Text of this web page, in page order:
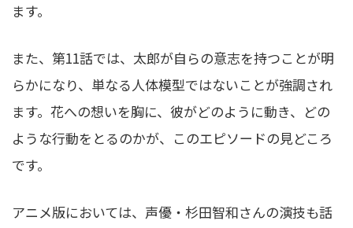
ます。
また、第11話では、太郎が自らの意志を持つことが明
らかになり、単なる人体模型ではないことが強調され
ます。花への想いを胸に、彼がどのように動き、どの
ような行動をとるのかが、このエピソードの見どころ
です。
アニメ版においては、声優・杉田智和さんの演技も話